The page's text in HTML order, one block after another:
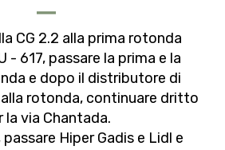
CG 2.2 alla prima rotonda
- 617, passare la prima e la
e dopo il distributore di
rotonda, continuare dritto
la via Chantada.
Hiper Gadis e Lidl e